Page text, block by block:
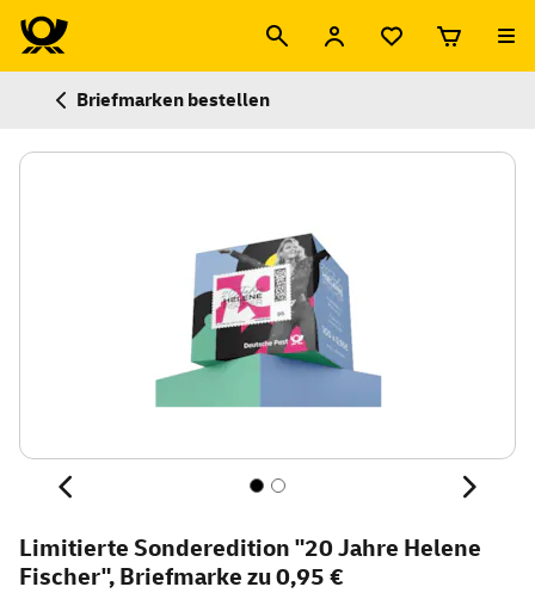
Briefmarken bestellen
Limitierte Sonderedition "20 Jahre Helene
Fischer", Briefmarke zu 0,95 €